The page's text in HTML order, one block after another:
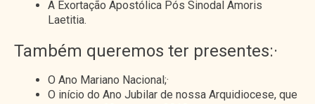
A Exortação Apostólica Pós Sinodal Amoris
Laetitia.
Também queremos ter presentes:·
O Ano Mariano Nacional;·
O início do Ano Jubilar de nossa Arquidiocese, que